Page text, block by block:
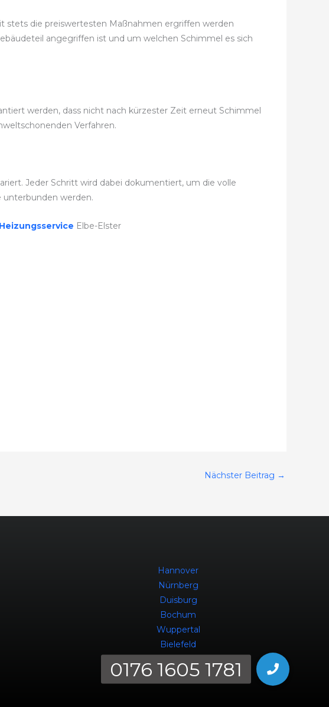
stets die preiswertesten Maßnahmen ergriffen werden
angegriffen ist und um welchen Schimmel es sich
werden, dass nicht nach kürzester Zeit erneut Schimmel
Verfahren.
Jeder Schritt wird dabei dokumentiert, um die volle
unterbunden werden.
Heizungsservice Elbe-Elster
Nächster Beitrag →
Hannover
Nürnberg
Duisburg
Bochum
Wuppertal
Bielefeld